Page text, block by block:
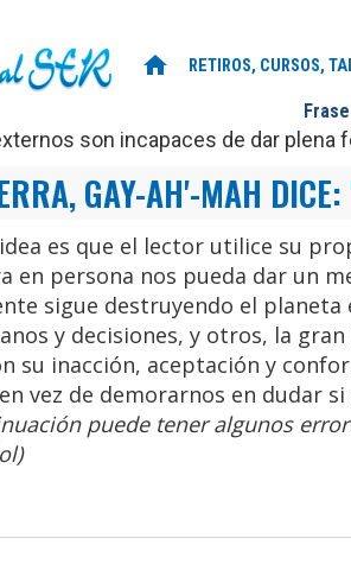
home RETIROS, CURSOS,
son incapaces de dar plena
GAY-AH'-MAH
es que el lector utilice su
en persona nos pueda dar un
sigue destruyendo el
y decisiones, y otros, la
su inacción, aceptación y
vez de demorarnos en dudar
puede tener algunos